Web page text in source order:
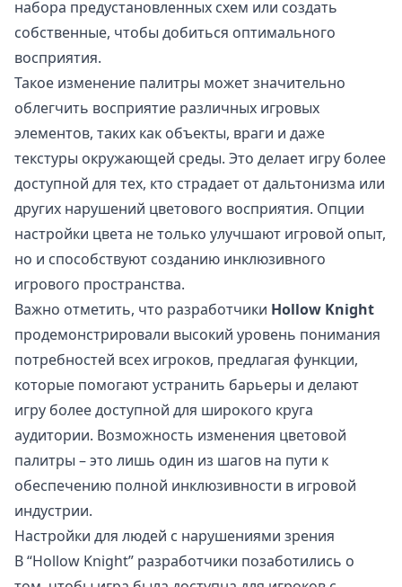
набора предустановленных схем или создать
собственные, чтобы добиться оптимального
восприятия.
Такое изменение палитры может значительно
облегчить восприятие различных игровых
элементов, таких как объекты, враги и даже
текстуры окружающей среды. Это делает игру более
доступной для тех, кто страдает от дальтонизма или
других нарушений цветового восприятия. Опции
настройки цвета не только улучшают игровой опыт,
но и способствуют созданию инклюзивного
игрового пространства.
Важно отметить, что разработчики Hollow Knight
продемонстрировали высокий уровень понимания
потребностей всех игроков, предлагая функции,
которые помогают устранить барьеры и делают
игру более доступной для широкого круга
аудитории. Возможность изменения цветовой
палитры – это лишь один из шагов на пути к
обеспечению полной инклюзивности в игровой
индустрии.
Настройки для людей с нарушениями зрения
В “Hollow Knight” разработчики позаботились о